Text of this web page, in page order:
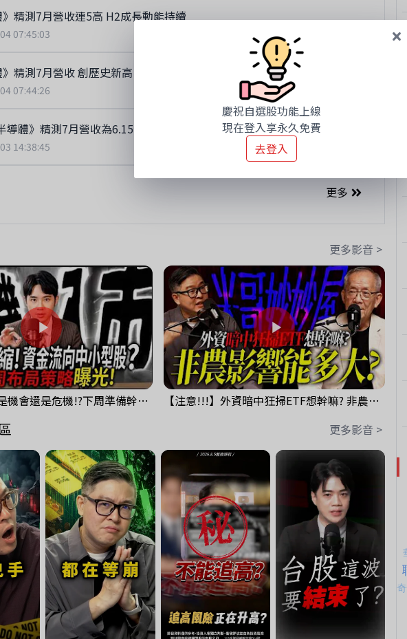
》精測7月營收連5高 H2成長動能持續
07:45:03
》精測7月營收 創歷史新高
07:44:26
導體》精測7月營收為6.15億元，年增49.87%
14:38:45
更多
更多影音 >
鴻海回測季線是機會還是危機!?下周準備幹大事?｜0807 #3661 #2317 #2317鴻海 【注意!!!】外資暗中狂掃ETF想幹嘛? 非農影響能多大?!｜ Mr.永年 李 / Mr.JIMMY 高志銘 / 理財有夠跩
更多影音 >
慶祝自選股功能上線
現在登入享永久免費
去登入